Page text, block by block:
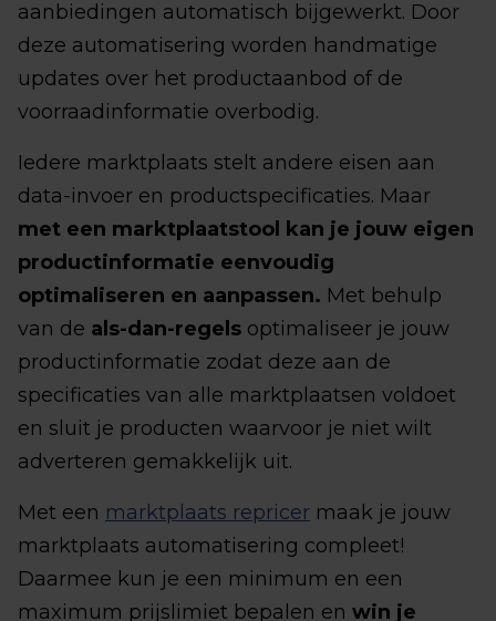
aanbiedingen automatisch bijgewerkt. Door
deze automatisering worden handmatige
updates over het productaanbod of de
voorraadinformatie overbodig.
Iedere marktplaats stelt andere eisen aan
data-invoer en productspecificaties. Maar
met een marktplaatstool kan je jouw eigen
productinformatie eenvoudig
optimaliseren en aanpassen. Met behulp
van de als-dan-regels optimaliseer je jouw
productinformatie zodat deze aan de
specificaties van alle marktplaatsen voldoet
en sluit je producten waarvoor je niet wilt
adverteren gemakkelijk uit.
Met een marktplaats repricer maak je jouw
marktplaats automatisering compleet!
Daarmee kun je een minimum en een
maximum prijslimiet bepalen en win je